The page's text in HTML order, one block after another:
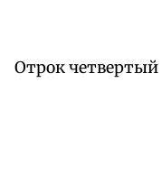
Отрок четвертый